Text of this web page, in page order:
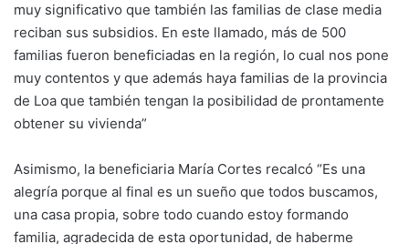
muy significativo que también las familias de clase media
reciban sus subsidios. En este llamado, más de 500
familias fueron beneficiadas en la región, lo cual nos pone
muy contentos y que además haya familias de la provincia
de Loa que también tengan la posibilidad de prontamente
obtener su vivienda”
Asimismo, la beneficiaria María Cortes recalcó “Es una
alegría porque al final es un sueño que todos buscamos,
una casa propia, sobre todo cuando estoy formando
familia, agradecida de esta oportunidad, de haberme